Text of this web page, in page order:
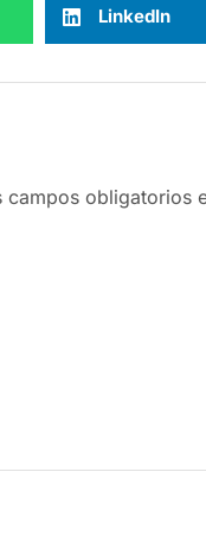
LinkedIn
campos obligatorios